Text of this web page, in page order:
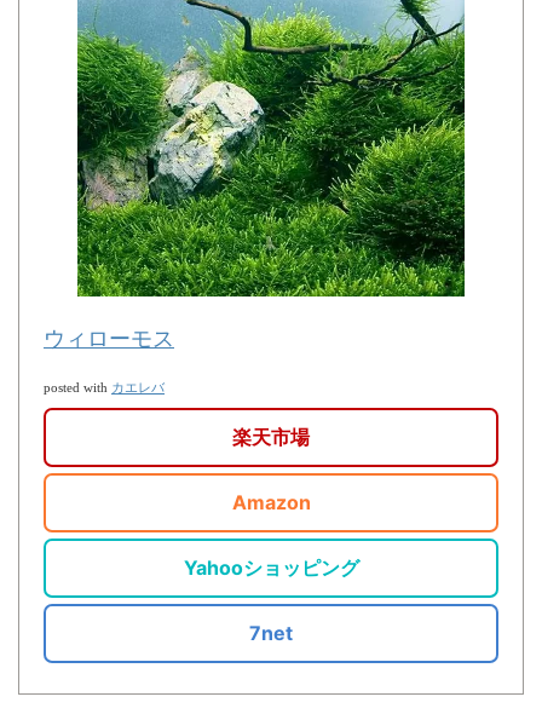
ウィローモス
posted with カエレバ
楽天市場
Amazon
Yahooショッピング
7net